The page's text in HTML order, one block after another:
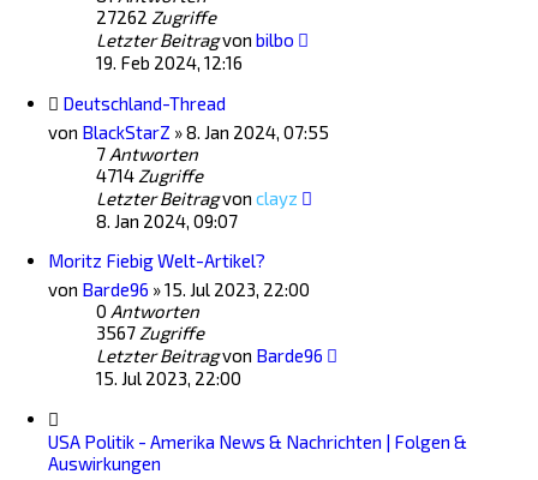
27262 Zugriffe
Letzter Beitragvon bilbo
19. Feb 2024, 12:16
Deutschland-Thread
von BlackStarZ »8. Jan 2024, 07:55
7 Antworten
4714 Zugriffe
Letzter Beitragvon clayz
8. Jan 2024, 09:07
Moritz Fiebig Welt-Artikel?
von Barde96 »15. Jul 2023, 22:00
0 Antworten
3567 Zugriffe
Letzter Beitragvon Barde96
15. Jul 2023, 22:00
USA Politik - Amerika News & Nachrichten | Folgen &
Auswirkungen